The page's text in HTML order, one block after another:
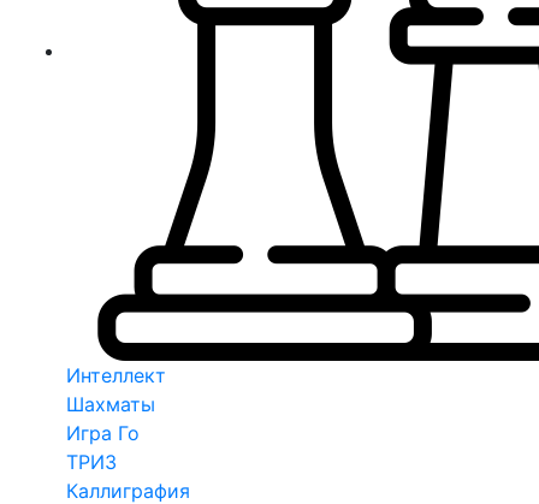
Интеллект
Шахматы
Игра Го
ТРИЗ
Каллиграфия